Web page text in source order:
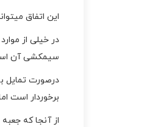
این اتفاق
در خیلی از
سیمکشی آن
درصورت تمایل
برخوردار است
از آنجا که